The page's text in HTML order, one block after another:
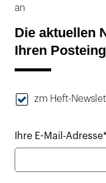
an
Die aktuellen
Ihren
zm Heft-
Ihre E-Mail-Adresse*